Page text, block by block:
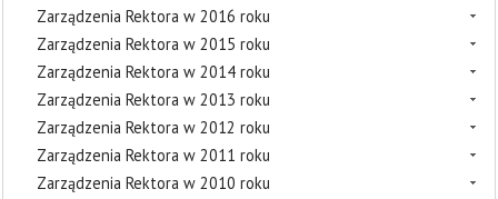
Zarządzenia Rektora w 2016 roku
Zarządzenia Rektora w 2015 roku
Zarządzenia Rektora w 2014 roku
Zarządzenia Rektora w 2013 roku
Zarządzenia Rektora w 2012 roku
Zarządzenia Rektora w 2011 roku
Zarządzenia Rektora w 2010 roku